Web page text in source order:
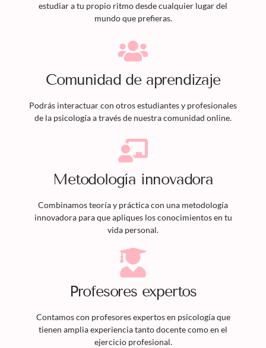
estudiar a tu propio ritmo desde cualquier lugar del
mundo que prefieras.
Comunidad de aprendizaje
Podrás interactuar con otros estudiantes y profesionales
de la psicología a través de nuestra comunidad online.
Metodología innovadora
Combinamos teoría y práctica con una metodología
innovadora para que apliques los conocimientos en tu
vida personal.
Profesores expertos
Contamos con profesores expertos en psicología que
tienen amplia experiencia tanto docente como en el
ejercicio profesional.